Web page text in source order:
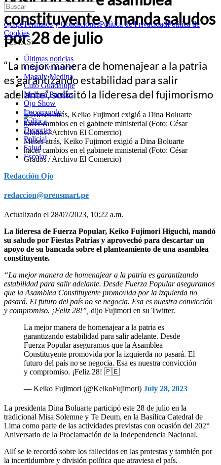
ojo.peTérminos y CondicionesPolítica de PrivacidadPolítica de
Cookies
TEMAS:
Últimas noticias
Gisela Valcarcel
Magaly Medina
Cuto Guadalupe
Melissa Paredes
Ojo Show
Locomundo
Política
Deportes
Policial
Salud
Escolar
constituyente y manda saludos
por 28 de julio
“La mejor manera de homenajear a la patria
es garantizando estabilidad para salir
adelante”, solicitó la lideresa del fujimorismo
Meses atrás, Keiko Fujimori exigió a Dina Boluarte
hacer cambios en el gabinete ministerial (Foto: César
Grados / Archivo El Comercio)
Redacción Ojo
redaccion@prensmart.pe
Actualizado el 28/07/2023, 10:22 a.m.
La lideresa de Fuerza Popular, Keiko Fujimori Higuchi, mandó
su saludo por Fiestas Patrias y aprovechó para descartar un
apoyo de su bancada sobre el planteamiento de una asamblea
constituyente.
“La mejor manera de homenajear a la patria es garantizando
estabilidad para salir adelante. Desde Fuerza Popular aseguramos
que la Asamblea Constituyente promovida por la izquierda no
pasará. El futuro del país no se negocia. Esa es nuestra convicción
y compromiso. ¡Feliz 28!”, dijo Fujimori en su Twitter.
La mejor manera de homenajear a la patria es
garantizando estabilidad para salir adelante. Desde
Fuerza Popular aseguramos que la Asamblea
Constituyente promovida por la izquierda no pasará. El
futuro del país no se negocia. Esa es nuestra convicción
y compromiso. ¡Feliz 28! 🇵🇪
— Keiko Fujimori (@KeikoFujimori) July 28, 2023
La presidenta Dina Boluarte participó este 28 de julio en la
tradicional Misa Solemne y Te Deum, en la Basílica Catedral de
Lima como parte de las actividades previstas con ocasión del 202°
Aniversario de la Proclamación de la Independencia Nacional.
Allí se le recordó sobre los fallecidos en las protestas y también por
la incertidumbre y división política que atraviesa el país.